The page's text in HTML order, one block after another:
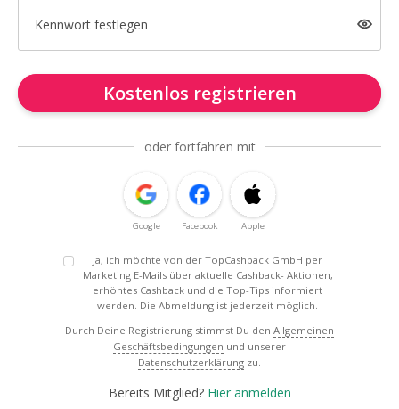
Kennwort festlegen
Kostenlos registrieren
oder fortfahren mit
Google Facebook Apple
Ja, ich möchte von der TopCashback GmbH per
Marketing E-Mails über aktuelle Cashback- Aktionen,
erhöhtes Cashback und die Top-Tips informiert
werden. Die Abmeldung ist jederzeit möglich.
Durch Deine Registrierung stimmst Du den Allgemeinen
Geschäftsbedingungen und unserer
Datenschutzerklärung zu.
Bereits Mitglied? Hier anmelden